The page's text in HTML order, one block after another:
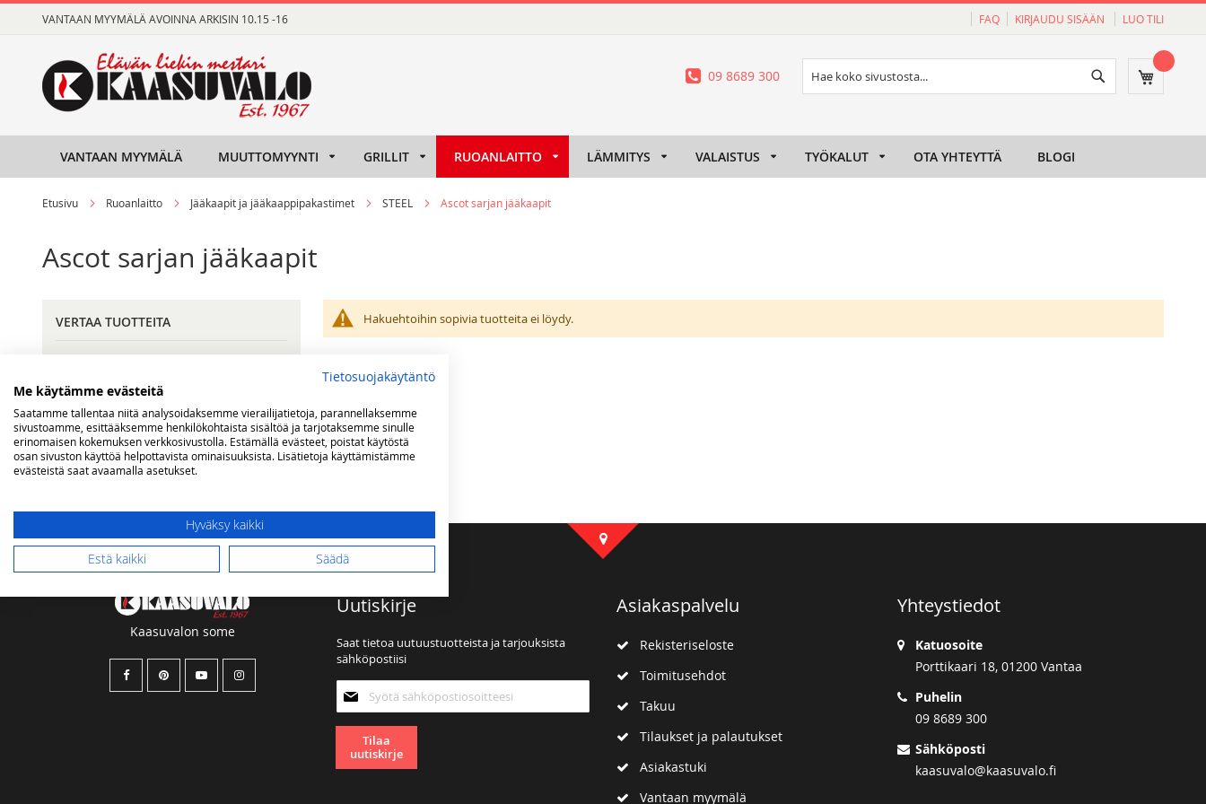
to
VANTAAN MYYMÄLÄ AVOINNA ARKISIN 10.15 -16 FAQ KIRJAUDU SISÄÄN LUO TILI
Ostoskori
Haku
09 8689 300
VANTAAN MYYMÄLÄ MUUTTOMYYNTI GRILLIT RUOANLAITTO LÄMMITYS VALAISTUS TYÖKALUT OTA YHTEYTTÄ BLOGI
Etusivu Ruoanlaitto Jääkaapit ja jääkaappipakastimet STEEL Ascot sarjan jääkaapit
Ascot sarjan jääkaapit
Hakuehtoihin sopivia tuotteita ei löydy.
VERTAA TUOTTEITA
OMA TOIVELISTA
Sinulla ei ole tuotteita toivelistallasi.
Kaasuvalon some
Uutiskirje
Saat tietoa uutuustuotteista ja tarjouksista
sähköpostiisi
uutiskirjeemme:
Tilaa
uutiskirje
Asiakaspalvelu
Rekisteriseloste
Toimitusehdot
Takuu
Tilaukset ja palautukset
Asiakastuki
Vantaan myymälä
Yhteystiedot
Katuosoite
Porttikaari 18, 01200 Vantaa
Puhelin
09 8689 300
Sähköposti
kaasuvalo@kaasuvalo.fi
Tietosuojakäytäntö
Me käytämme evästeitä
Saatamme tallentaa niitä analysoidaksemme vierailijatietoja, parannellaksemme
sivustoamme, esittääksemme henkilökohtaista sisältöä ja tarjotaksemme sinulle
erinomaisen kokemuksen verkkosivustolla. Estämällä evästeet, poistat käytöstä
osan sivuston käyttöä helpottavista ominaisuuksista. Lisätietoja käyttämistämme
evästeistä saat avaamalla asetukset.
Hyväksy kaikki
Estä kaikki
Säädä